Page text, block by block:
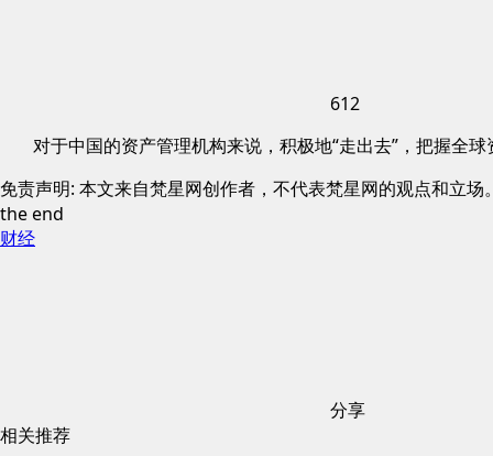
612
对于中国的资产管理机构来说，积极地“走出去”，把握全
免责声明: 本文来自梵星网创作者，不代表梵星网的观点和立
the end
财经
分享
相关推荐